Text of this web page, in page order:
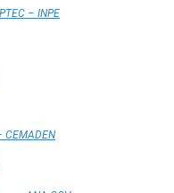
– INPE
CEMADEN